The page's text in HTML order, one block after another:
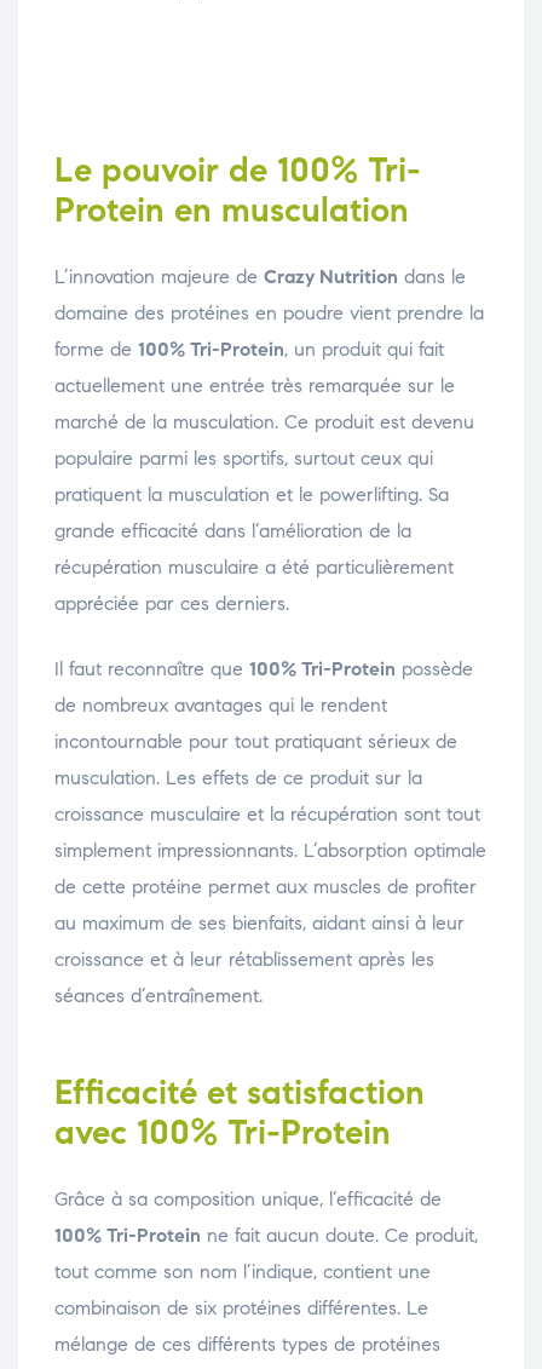
Le pouvoir de 100% Tri-
Protein en musculation
L’innovation majeure de Crazy Nutrition dans le
domaine des protéines en poudre vient prendre la
forme de 100% Tri-Protein, un produit qui fait
actuellement une entrée très remarquée sur le
marché de la musculation. Ce produit est devenu
populaire parmi les sportifs, surtout ceux qui
pratiquent la musculation et le powerlifting. Sa
grande efficacité dans l’amélioration de la
récupération musculaire a été particulièrement
appréciée par ces derniers.
Il faut reconnaître que 100% Tri-Protein possède
de nombreux avantages qui le rendent
incontournable pour tout pratiquant sérieux de
musculation. Les effets de ce produit sur la
croissance musculaire et la récupération sont tout
simplement impressionnants. L’absorption optimale
de cette protéine permet aux muscles de profiter
au maximum de ses bienfaits, aidant ainsi à leur
croissance et à leur rétablissement après les
séances d’entraînement.
Efficacité et satisfaction
avec 100% Tri-Protein
Grâce à sa composition unique, l’efficacité de
100% Tri-Protein ne fait aucun doute. Ce produit,
tout comme son nom l’indique, contient une
combinaison de six protéines différentes. Le
mélange de ces différents types de protéines